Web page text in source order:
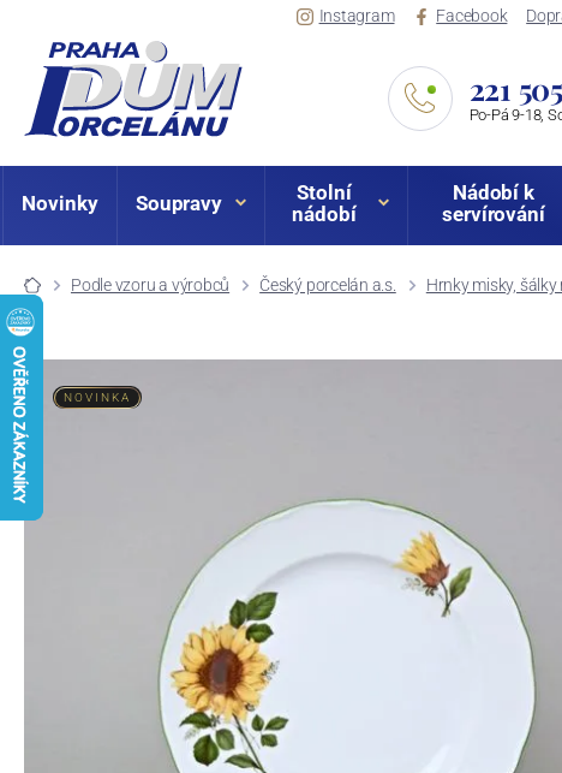
Instagram Facebook
221
Po-Pá 9-18,
Novinky Soupravy
Stolní
nádobí
Nádobí k
servírování
Podle vzoru a výrobců Český porcelán a.s. Hrnky misky,
NOVINKA